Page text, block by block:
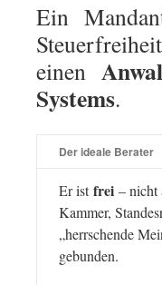
Ein
einen
Systems.
Der ideale Berater
Er istfrei – nicht
Kammer,
„herrschende
gebunden.